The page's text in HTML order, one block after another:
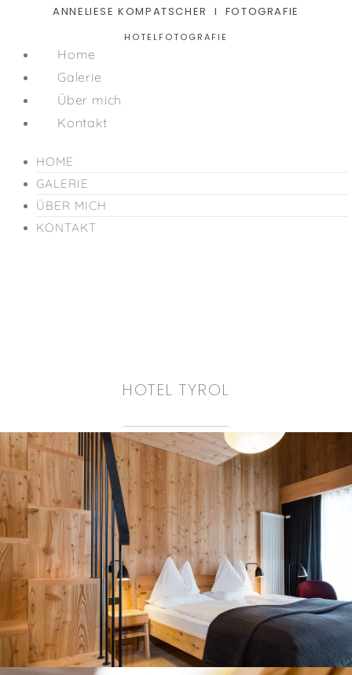
ANNELIESE KOMPATSCHER I FOTOGRAFIE
HOTELFOTOGRAFIE
Home
Galerie
Über mich
Kontakt
HOME
GALERIE
ÜBER MICH
KONTAKT
HOTEL TYROL